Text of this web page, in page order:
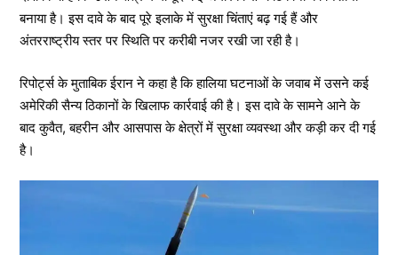
बनाया है। इस दावे के बाद पूरे इलाके में सुरक्षा चिंताएं बढ़ गई हैं और
अंतरराष्ट्रीय स्तर पर स्थिति पर करीबी नजर रखी जा रही है।
रिपोर्ट्स के मुताबिक ईरान ने कहा है कि हालिया घटनाओं के जवाब में उसने कई
अमेरिकी सैन्य ठिकानों के खिलाफ कार्रवाई की है। इस दावे के सामने आने के
बाद कुवैत, बहरीन और आसपास के क्षेत्रों में सुरक्षा व्यवस्था और कड़ी कर दी गई
है।